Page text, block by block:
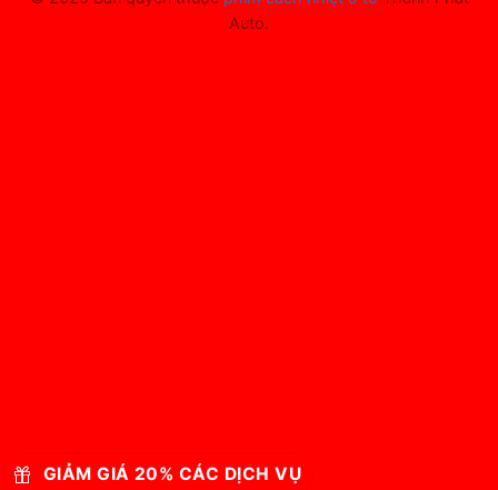
GIẢM GIÁ 20% CÁC DỊCH VỤ
Auto.